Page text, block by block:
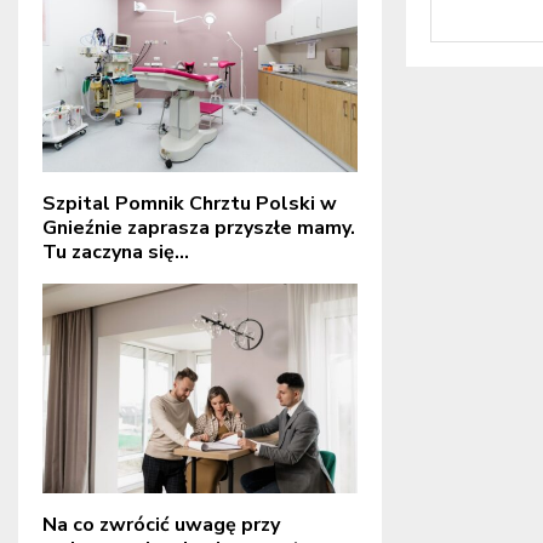
Szpital Pomnik Chrztu Polski w
Gnieźnie zaprasza przyszłe mamy.
Tu zaczyna się...
Na co zwrócić uwagę przy